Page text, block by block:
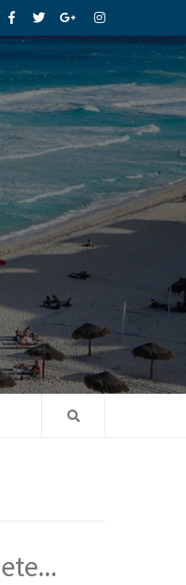
FacebookTwitterGoogle+Instagram